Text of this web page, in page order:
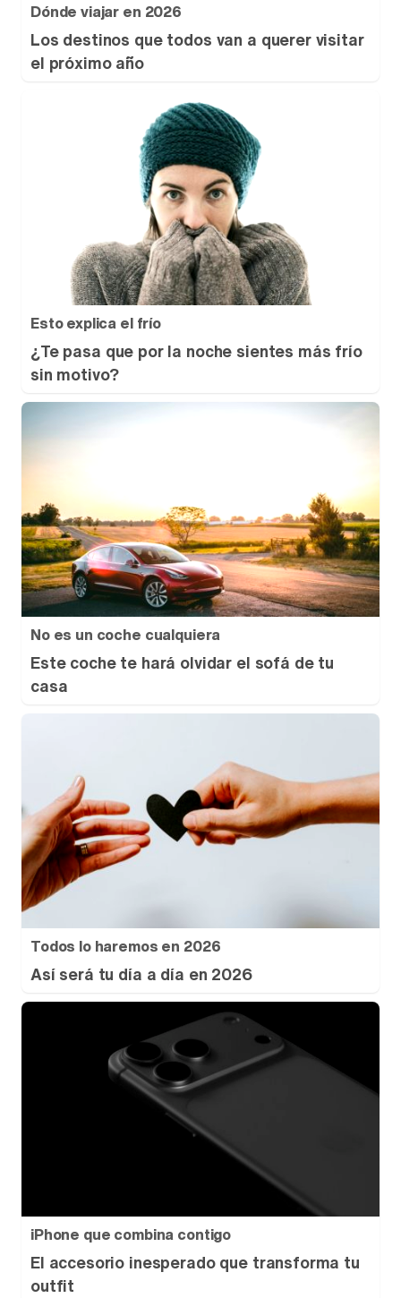
Dónde viajar en 2026
Los destinos que todos van a querer visitar
el próximo año
Esto explica el frío
¿Te pasa que por la noche sientes más frío
sin motivo?
No es un coche cualquiera
Este coche te hará olvidar el sofá de tu
casa
Todos lo haremos en 2026
Así será tu día a día en 2026
iPhone que combina contigo
El accesorio inesperado que transforma tu
outfit